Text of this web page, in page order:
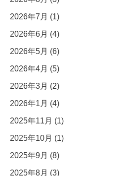
2026年7月 (1)
2026年6月 (4)
2026年5月 (6)
2026年4月 (5)
2026年3月 (2)
2026年1月 (4)
2025年11月 (1)
2025年10月 (1)
2025年9月 (8)
2025年8月 (3)